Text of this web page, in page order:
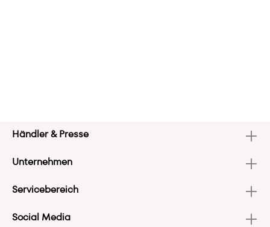
Händler & Presse
Unternehmen
Servicebereich
Social Media